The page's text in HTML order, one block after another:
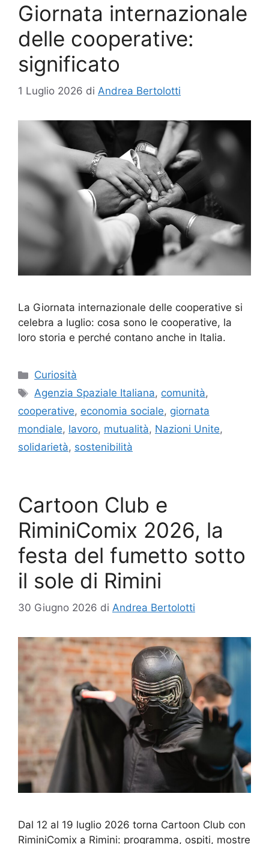
Giornata internazionale
delle cooperative:
significato
1 Luglio 2026 di Andrea Bertolotti
La Giornata internazionale delle cooperative si
celebra a luglio: cosa sono le cooperative, la
loro storia e perché contano anche in Italia.
Categorie
Curiosità
Tag
Agenzia Spaziale Italiana, comunità,
cooperative, economia sociale, giornata
mondiale, lavoro, mutualità, Nazioni Unite,
solidarietà, sostenibilità
Cartoon Club e
RiminiComix 2026, la
festa del fumetto sotto
il sole di Rimini
30 Giugno 2026 di Andrea Bertolotti
Dal 12 al 19 luglio 2026 torna Cartoon Club con
RiminiComix a Rimini: programma, ospiti, mostre